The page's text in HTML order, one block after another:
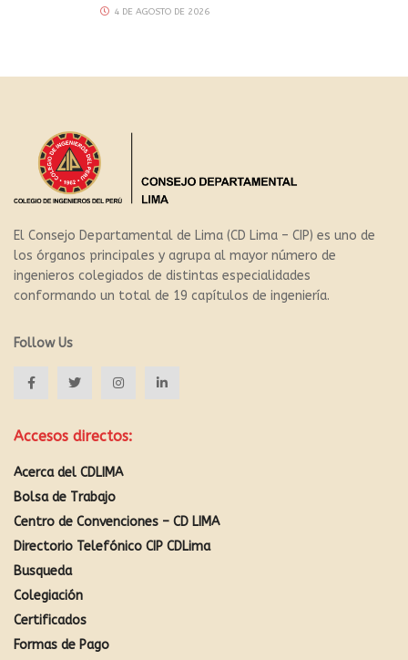
4 DE AGOSTO DE 2026
El Consejo Departamental de Lima (CD Lima – CIP) es uno de
los órganos principales y agrupa al mayor número de
ingenieros colegiados de distintas especialidades
conformando un total de 19 capítulos de ingeniería.
Follow Us
Accesos directos:
Acerca del CDLIMA
Bolsa de Trabajo
Centro de Convenciones – CD LIMA
Directorio Telefónico CIP CDLima
Busqueda
Colegiación
Certificados
Formas de Pago